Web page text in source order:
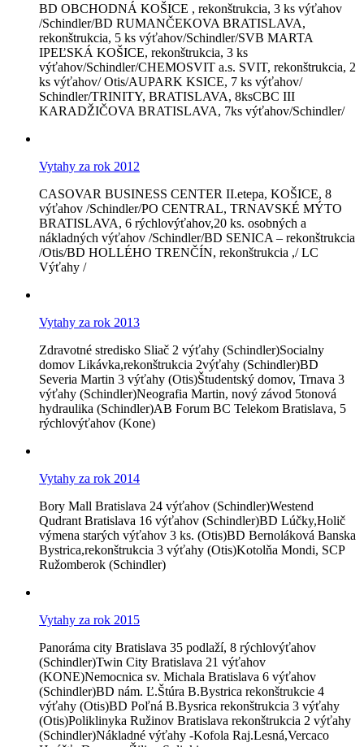
BD OBCHODNÁ KOŠICE , rekonštrukcia, 3 ks výťahov
/Schindler/BD RUMANČEKOVA BRATISLAVA,
rekonštrukcia, 5 ks výťahov/Schindler/SVB MARTA
IPEĽSKÁ KOŠICE, rekonštrukcia, 3 ks
výťahov/Schindler/CHEMOSVIT a.s. SVIT, rekonštrukcia, 2
ks výťahov/ Otis/AUPARK KSICE, 7 ks výťahov/
Schindler/TRINITY, BRATISLAVA, 8ksCBC III
KARADŽIČOVA BRATISLAVA, 7ks výťahov/Schindler/
Vytahy za rok 2012
CASOVAR BUSINESS CENTER II.etepa, KOŠICE, 8
výťahov /Schindler/PO CENTRAL, TRNAVSKÉ MÝTO
BRATISLAVA, 6 rýchlovýťahov,20 ks. osobných a
nákladných výťahov /Schindler/BD SENICA – rekonštrukcia
/Otis/BD HOLLÉHO TRENČÍN, rekonštrukcia ,/ LC
Výťahy /
Vytahy za rok 2013
Zdravotné stredisko Sliač 2 výťahy (Schindler)Socialny
domov Likávka,rekonštrukcia 2výťahy (Schindler)BD
Severia Martin 3 výťahy (Otis)Študentský domov, Trnava 3
výťahy (Schindler)Neografia Martin, nový závod 5tonová
hydraulika (Schindler)AB Forum BC Telekom Bratislava, 5
rýchlovýťahov (Kone)
Vytahy za rok 2014
Bory Mall Bratislava 24 výťahov (Schindler)Westend
Qudrant Bratislava 16 výťahov (Schindler)BD Lúčky,Holič
výmena starých výťahov 3 ks. (Otis)BD Bernoláková Banska
Bystrica,rekonštrukcia 3 výťahy (Otis)Kotolňa Mondi, SCP
Ružomberok (Schindler)
Vytahy za rok 2015
Panoráma city Bratislava 35 podlaží, 8 rýchlovýťahov
(Schindler)Twin City Bratislava 21 výťahov
(KONE)Nemocnica sv. Michala Bratislava 6 výťahov
(Schindler)BD nám. Ľ.Štúra B.Bystrica rekonštrukcie 4
výťahy (Otis)BD Poľná B.Bysrica rekonštrukcia 3 výťahy
(Otis)Poliklinyka Ružinov Bratislava rekonštrukcia 2 výťahy
(Schindler)Nákladné výťahy -Kofola Raj.Lesná,Vercaco